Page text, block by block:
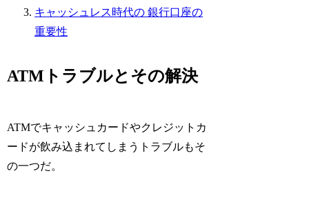
キャッシュレス時代の 銀行口座の
重要性
ATMトラブルとその解決
ATMでキャッシュカードやクレジットカ
ードが飲み込まれてしまうトラブルもそ
の一つだ。